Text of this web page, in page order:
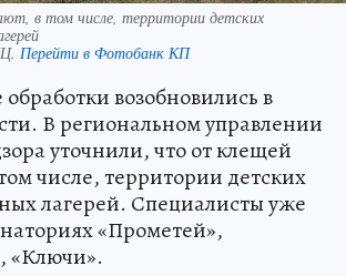
в том числе, территории детских
Перейти в Фотобанк КП
возобновились в
В региональном управлении
уточнили, что от клещей
числе, территории детских
лагерей. Специалисты уже
«Прометей»,
«Ключи».